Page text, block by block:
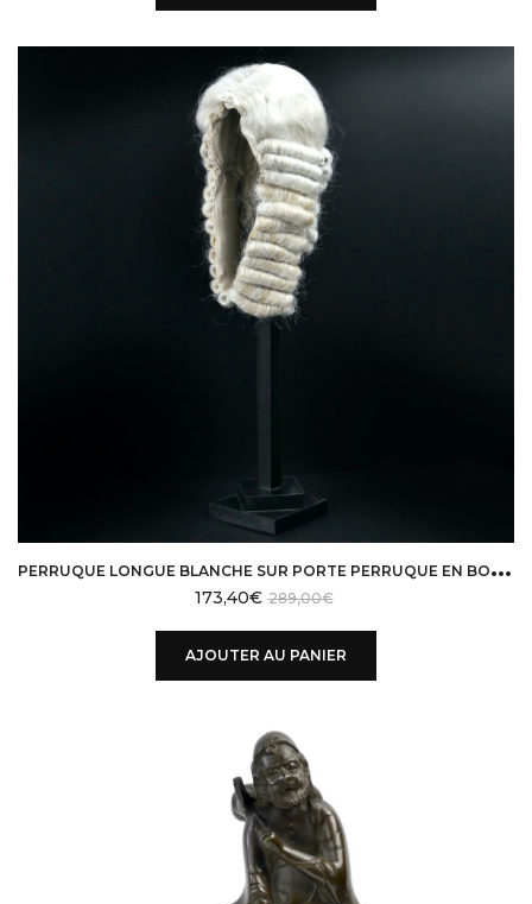
P
ERRUQUE LONGUE BLANCHE SUR PORTE PERRUQUE EN BOIS NOIR
289,00€
173,40€
AJOUTER AU PANIER